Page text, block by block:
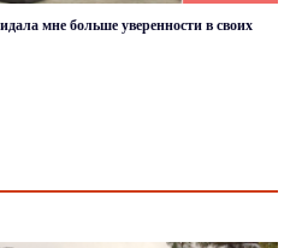
мне больше уверенности в своих